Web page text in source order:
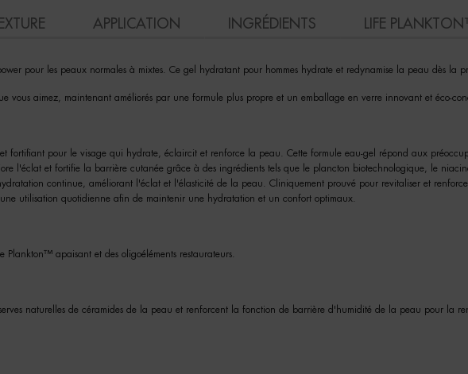
APPLICATION INGRÉDIENTS LIFE
pour les peaux normales à mixtes. Ce gel hydratant pour hommes hydrate et redynamise la peau dès la
vous aimez, maintenant améliorés par une formule plus propre et un emballage en verre innovant et éco-
fortifiant pour le visage qui hydrate, éclaircit et renforce la peau. Cette formule eau-gel répond aux
l'éclat et fortifie la barrière cutanée grâce à des ingrédients tels que le plancton biotechnologique, le
continue, améliorant l'éclat et l'élasticité de la peau. Cliniquement prouvé pour revitaliser et
utilisation quotidienne afin de maintenir une hydratation et un confort optimaux.
apaisant et des oligoéléments restaurateurs.
naturelles de céramides de la peau et renforcent la fonction de barrière d'humidité de la peau pour la